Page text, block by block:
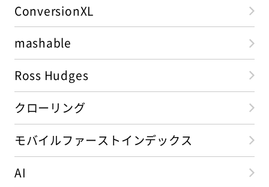
ConversionXL
mashable
Ross Hudges
クローリング
モバイルファーストインデックス
AI